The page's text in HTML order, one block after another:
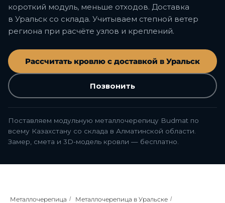
короткий модуль, меньше отходов. Доставка
в Уральск со склада. Учитываем степной ветер
региона при расчёте узлов и креплений.
Рассчитать кровлю с доставкой в Уральск
Позвонить
Поставляем модульную металлочерепицу Budmat по
всему Казахстану со склада в Алматинской области.
Замер, смета и 3D-модель кровли — бесплатно.
Металлочерепица / Металлочерепица в Уральске /